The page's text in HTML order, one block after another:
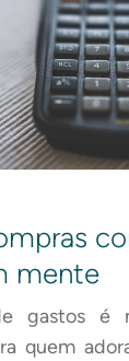
mente
gastos é
quem